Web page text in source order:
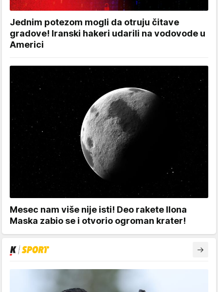
Jednim potezom mogli da otruju čitave
gradove! Iranski hakeri udarili na vodovode u
Americi
Mesec nam više nije isti! Deo rakete Ilona
Maska zabio se i otvorio ogroman krater!